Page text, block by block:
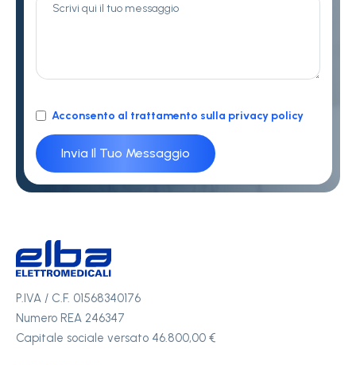
Acconsento al trattamento sulla privacy policy
P.IVA / C.F. 01568340176
Numero REA 246347
Capitale sociale versato 46.800,00 €